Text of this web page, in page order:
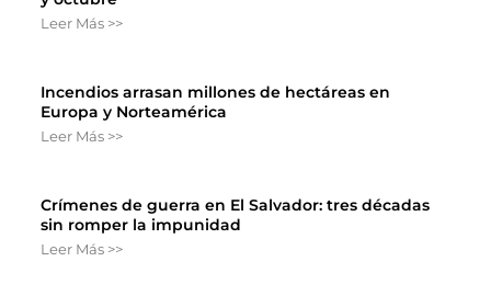
Leer Más >>
Incendios arrasan millones de hectáreas en
Europa y Norteamérica
Leer Más >>
Crímenes de guerra en El Salvador: tres décadas
sin romper la impunidad
Leer Más >>